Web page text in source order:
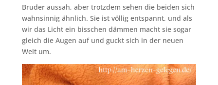
Bruder aussah, aber trotzdem sehen die beiden sich
wahnsinnig ähnlich. Sie ist völlig entspannt, und als
wir das Licht ein bisschen dämmen macht sie sogar
gleich die Augen auf und guckt sich in der neuen
Welt um.